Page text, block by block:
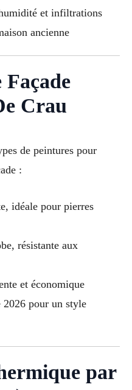
et infiltrations
ancienne
Façade
Crau
de peintures pour
:
idéale pour pierres
résistante aux
et économique
2026 pour un style
par